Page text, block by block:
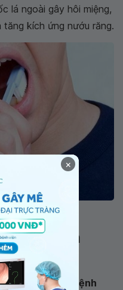
lá ngoài gây hôi miệng,
kích ứng nướu răng.
khiến hơi thở có mùi
hiệu bệnh
hiệu cảnh báo
bệnh
×